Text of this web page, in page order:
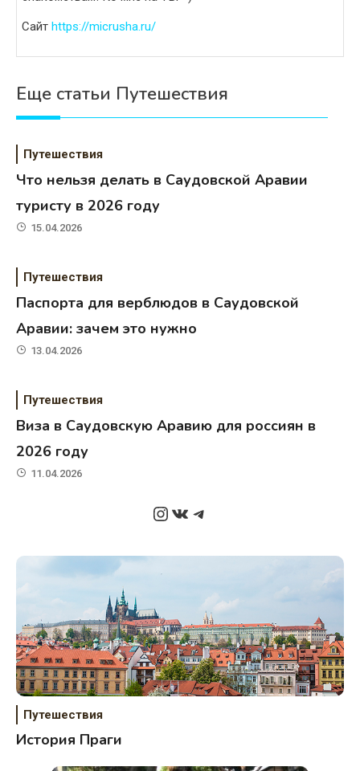
Сайт https://micrusha.ru/
Еще статьи Путешествия
Путешествия
Что нельзя делать в Саудовской Аравии
туристу в 2026 году
15.04.2026
Путешествия
Паспорта для верблюдов в Саудовской
Аравии: зачем это нужно
13.04.2026
Путешествия
Виза в Саудовскую Аравию для россиян в
2026 году
11.04.2026
Instagram
ВКонтакте
Telegram
Путешествия
История Праги